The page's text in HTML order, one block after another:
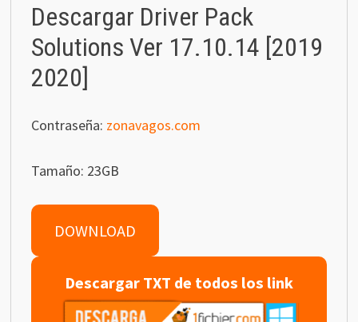
Descargar Driver Pack
Solutions Ver 17.10.14 [2019
2020]
Contraseña: zonavagos.com
Tamaño: 23GB
DOWNLOAD
Descargar TXT de todos los link